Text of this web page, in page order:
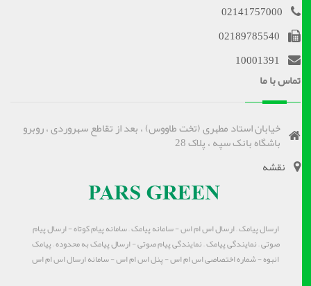
02141757000
02189785540
10001391
تماس با ما
خیابان استاد مطهری (تخت طاووس) ، بعد از تقاطع سهروردی ، روبرو
باشگاه بانک سپه ، پلاک 28
نقشه
ارسال پیامک – ارسال اس ام اس - سامانه پیامک – سامانه پیام کوتاه - ارسال پیام
صوتی – نمایندگی پیامک – نمایندگی پیام صوتی - ارسال پیامک به محدوده – پیامک
انبوه - شماره اختصاصی اس ام اس - پنل اس ام اس - سامانه ارسال اس ام اس